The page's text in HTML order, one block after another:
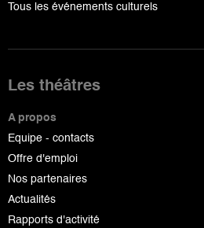
Tous les événements culturels
Les théâtres
A propos
Equipe - contacts
Offre d'emploi
Nos partenaires
Actualités
Rapports d'activité